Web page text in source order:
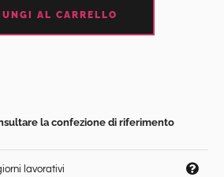
AL CARRELLO
la confezione di riferimento
lavorativi